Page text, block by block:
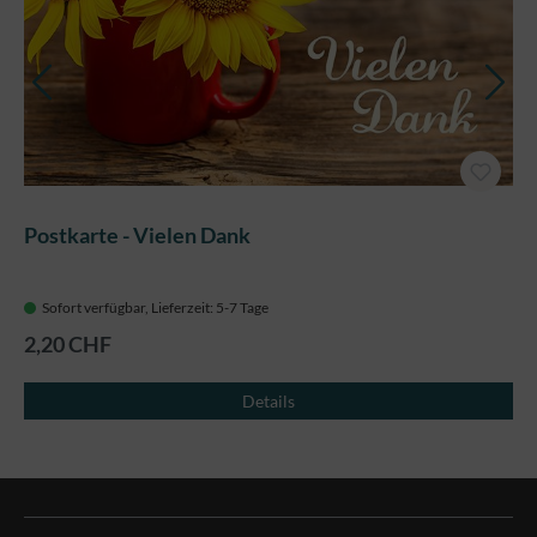
Postkarte - Vielen Dank
Sofort verfügbar, Lieferzeit: 5-7 Tage
2,20 CHF
Details